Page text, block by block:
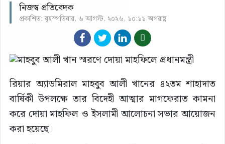
নিজস্ব প্রতিবেদক
প্রকাশিত: বৃহস্পতিবার, ৬ আগস্ট, ২০২৬, ১০:১১ অপরাহ্ণ
রিয়ার অ্যাডমিরাল মাহবুব আলী খানের ৪২তম শাহাদাত
বার্ষিকী উপলক্ষে তার বিদেহী আত্মার মাগফেরাত কামনা
করে দোয়া মাহফিল ও ইসলামী আলোচনা সভার আয়োজন
করা হয়েছে।